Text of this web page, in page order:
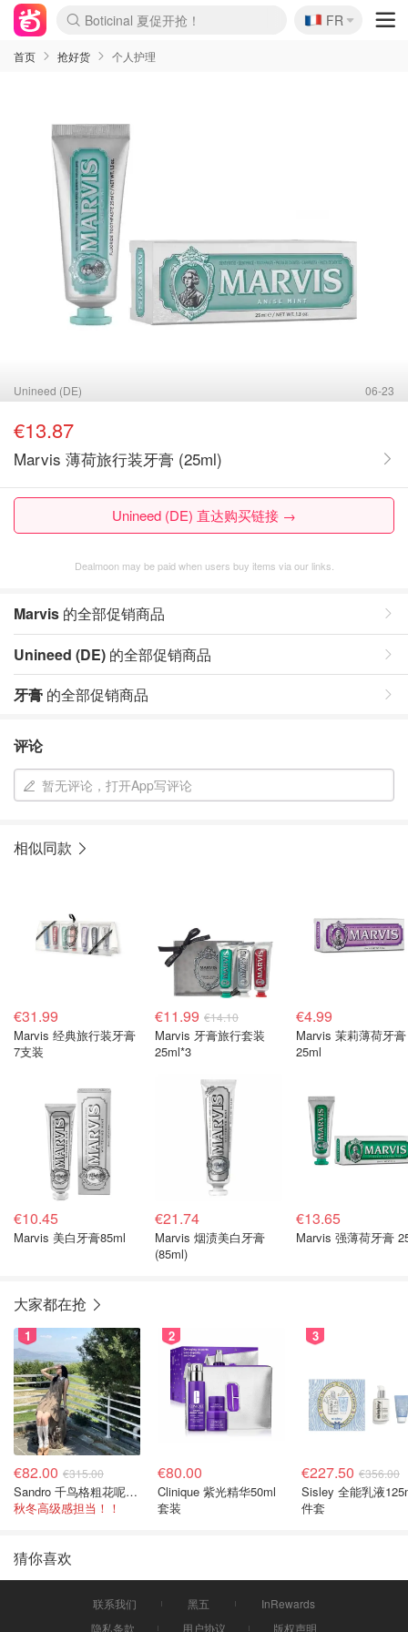
Boticinal 夏促开抢！
4折！lulu周四疯狂上新
还没结束！&OtherStories大促
Joybuy变相75折 随时失效
速领！Stanley独家85折
疑似霸哥！Camper额外叠85折
Zalando 奥莱闪促！每日更新
Moncler反季囤！5折起+叠9折
Coach Brooklyn仅€192
🇫🇷
FR
首页 抢好货 个人护理
Unineed (DE) 06-23
€13.87
Marvis 薄荷旅行装牙膏 (25ml)
Unineed (DE) 直达购买链接 →
Dealmoon may be paid when users buy items via our links.
Marvis 的全部促销商品
Unineed (DE) 的全部促销商品
牙膏 的全部促销商品
评论
暂无评论，打开App写评论
相似同款
€31.99
Marvis 经典旅行装牙膏
7支装
€11.99 €14.10
Marvis 牙膏旅行套装
25ml*3
€4.99
Marvis 茉莉薄荷牙膏
25ml
€10.45
Marvis 美白牙膏85ml
€21.74
Marvis 烟渍美白牙膏
(85ml)
€13.65
Marvis 强薄荷牙膏
大家都在抢
1
€82.00 €315.00
Sandro 千鸟格粗花呢连衣裙
秋冬高级感担当！！
2
€80.00
Clinique 紫光精华50ml
套装
3
€227.50 €356.00
Sisley 全能乳液
件套
猜你喜欢
联系我们 黑五
InRewards
隐私条款
用户协议 版权声明